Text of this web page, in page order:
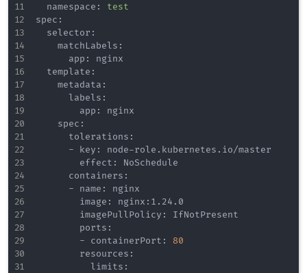
  namespace:
test
spec:
  selector:
    matchLabels:
      app: nginx
  template:
    metadata:
      labels:
        app: nginx
    spec:
- key: node-role.kubernetes.io/
effect:
      containers:
      - name: nginx
        image: nginx:1.24.0
        imagePullPolicy: IfNotPresent
        ports:
        - containerPort:
80
          limits: